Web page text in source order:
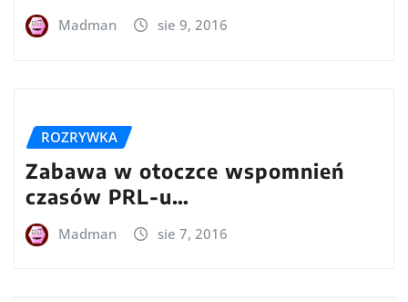
Madman sie 9, 2016
ROZRYWKA
Zabawa w otoczce wspomnień
czasów PRL-u…
Madman sie 7, 2016